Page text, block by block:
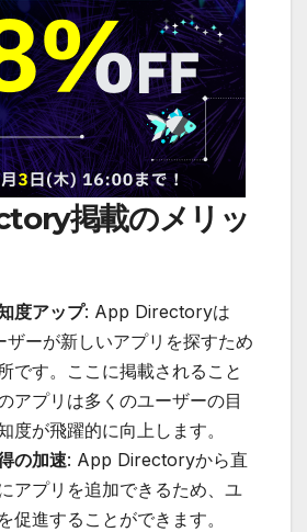
掲載のメリッ
度アップ: App Directoryは
ーが新しいアプリを探すため
です。ここに掲載されること
アプリは多くのユーザーの目
度が飛躍的に向上します。
の加速: App Directoryから直
アプリを追加できるため、ユ
促進することができます。